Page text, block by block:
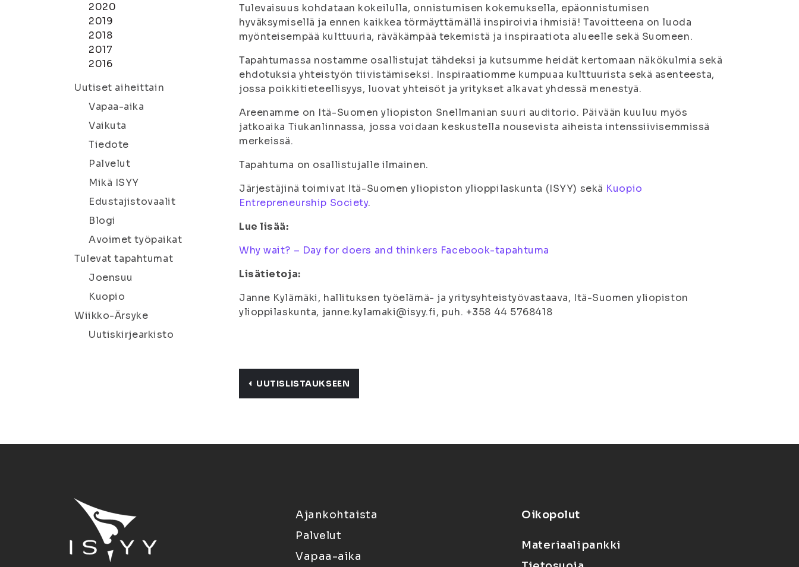
2020
2019
2018
2017
2016
Uutiset aiheittain
Vapaa-aika
Vaikuta
Tiedote
Palvelut
Mikä ISYY
Edustajistovaalit
Blogi
Avoimet työpaikat
Tulevat tapahtumat
Joensuu
Kuopio
Wiikko-Ärsyke
Uutiskirjearkisto
Tulevaisuus kohdataan kokeilulla, onnistumisen kokemuksella, epäonnistumisen
hyväksymisellä ja ennen kaikkea törmäyttämällä inspiroivia ihmisiä! Tavoitteena on luoda
myönteisempää kulttuuria, räväkämpää tekemistä ja inspiraatiota alueelle sekä Suomeen.
Tapahtumassa nostamme osallistujat tähdeksi ja kutsumme heidät kertomaan näkökulmia sekä
ehdotuksia yhteistyön tiivistämiseksi. Inspiraatiomme kumpuaa kulttuurista sekä asenteesta,
jossa poikkitieteellisyys, luovat yhteisöt ja yritykset alkavat yhdessä menestyä.
Areenamme on Itä-Suomen yliopiston Snellmanian suuri auditorio. Päivään kuuluu myös
jatkoaika Tiukanlinnassa, jossa voidaan keskustella nousevista aiheista intenssiivisemmissä
merkeissä.
Tapahtuma on osallistujalle ilmainen.
Järjestäjinä toimivat Itä-Suomen yliopiston ylioppilaskunta (ISYY) sekä Kuopio
Entrepreneurship Society.
Lue lisää:
Why wait? – Day for doers and thinkers Facebook-tapahtuma
Lisätietoja:
Janne Kylämäki, hallituksen työelämä- ja yritysyhteistyövastaava, Itä-Suomen yliopiston
ylioppilaskunta, janne.kylamaki@isyy.fi, puh. +358 44 5768418
UUTISLISTAUKSEEN
Ajankohtaista
Palvelut
Vapaa-aika
Oikopolut
Materiaalipankki